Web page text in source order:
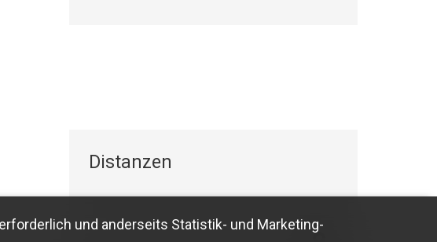
Distanzen
und anderseits Statistik- und Marketing-